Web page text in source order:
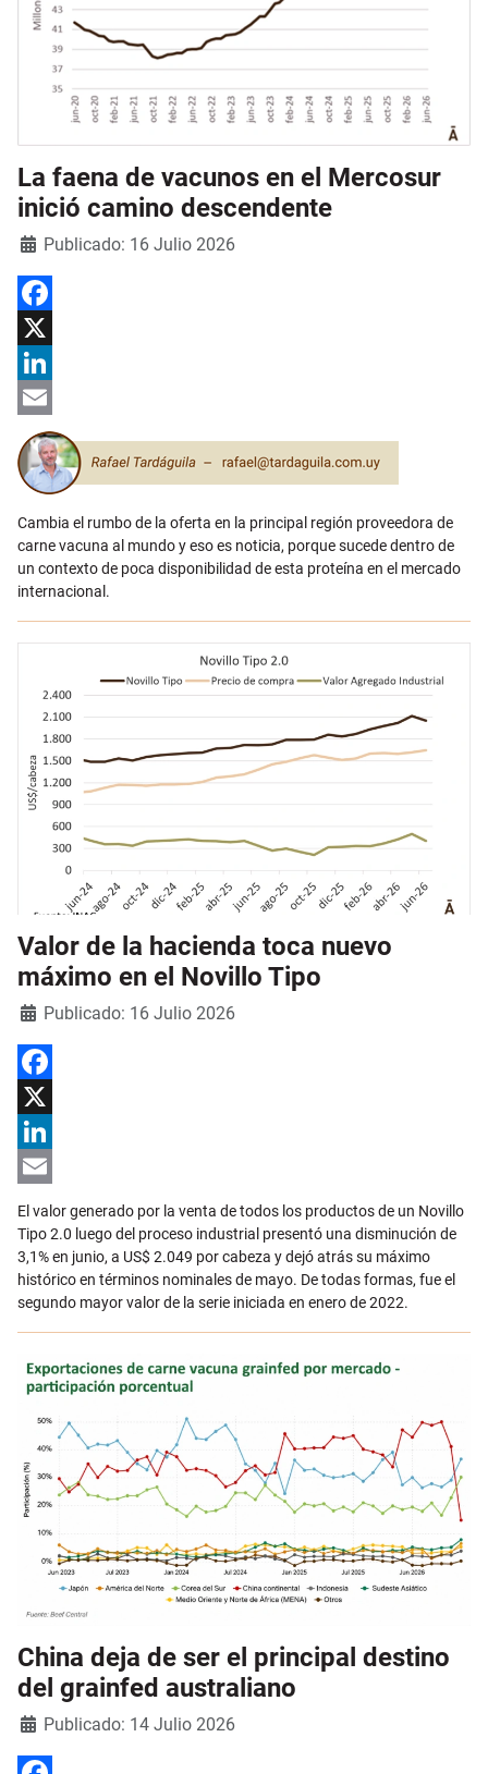
La faena de vacunos en el Mercosur
inició camino descendente
Detalles
Publicado: 16 Julio 2026
Facebook
X
LinkedIn
Email
Cambia el rumbo de la oferta en la principal región proveedora de
carne vacuna al mundo y eso es noticia, porque sucede dentro de
un contexto de poca disponibilidad de esta proteína en el mercado
internacional.
Valor de la hacienda toca nuevo
máximo en el Novillo Tipo
Detalles
Publicado: 16 Julio 2026
Facebook
X
LinkedIn
Email
El valor generado por la venta de todos los productos de un Novillo
Tipo 2.0 luego del proceso industrial presentó una disminución de
3,1% en junio, a US$ 2.049 por cabeza y dejó atrás su máximo
histórico en términos nominales de mayo. De todas formas, fue el
segundo mayor valor de la serie iniciada en enero de 2022.
China deja de ser el principal destino
del grainfed australiano
Detalles
Publicado: 14 Julio 2026